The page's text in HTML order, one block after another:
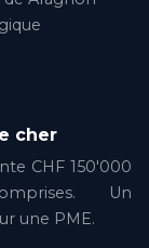
cher
CHF 150'000
Un
une PME.